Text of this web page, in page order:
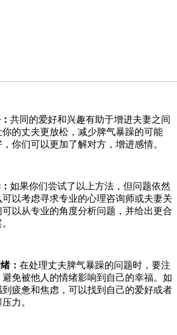
共同的爱好和兴趣有助于增进夫妻之间
的丈夫更放松，减少脾气暴躁的可能
你们可以更加了解对方，增进感情。
如果你们尝试了以上方法，但问题依然
以考虑寻求专业的心理咨询师或夫妻关
以从专业的角度分析问题，并给出更合
： 在处理丈夫脾气暴躁的问题时，要注
免被他人的情绪影响到自己的幸福。如
疲惫和焦虑，可以找到自己的爱好或者
力。